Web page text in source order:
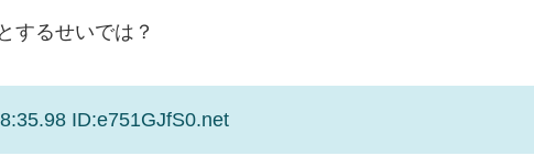
するせいでは？
ID:e751GJfS0.net